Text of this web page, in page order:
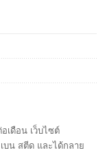
เดือน เว็บไซต์
บน สตีด และได้กลาย